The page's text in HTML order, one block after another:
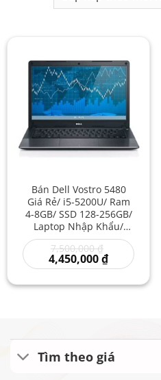
Bán Dell Vostro 5480
Giá Rẻ/ i5-5200U/ Ram
4-8GB/ SSD 128-256GB/
Laptop Nhập Khẩu/
Laptop Doanh Nhân/ Cũ
Giá Rẻ Đẹp/ Laptop Dell
Vostro Xách Tay
7,500,000₫
gốc
là:
4,450,000₫Giá
hiện
là:
Tìm theo giá